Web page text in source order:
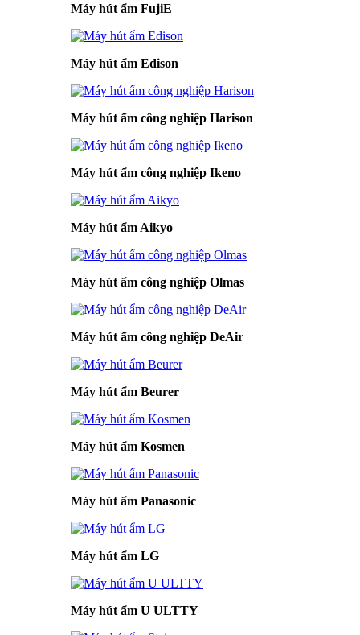
Máy hút ẩm FujiE
Máy hút ẩm Edison
Máy hút ẩm công nghiệp Harison
Máy hút ẩm công nghiệp Ikeno
Máy hút ẩm Aikyo
Máy hút ẩm công nghiệp Olmas
Máy hút ẩm công nghiệp DeAir
Máy hút ẩm Beurer
Máy hút ẩm Kosmen
Máy hút ẩm Panasonic
Máy hút ẩm LG
Máy hút ẩm U ULTTY